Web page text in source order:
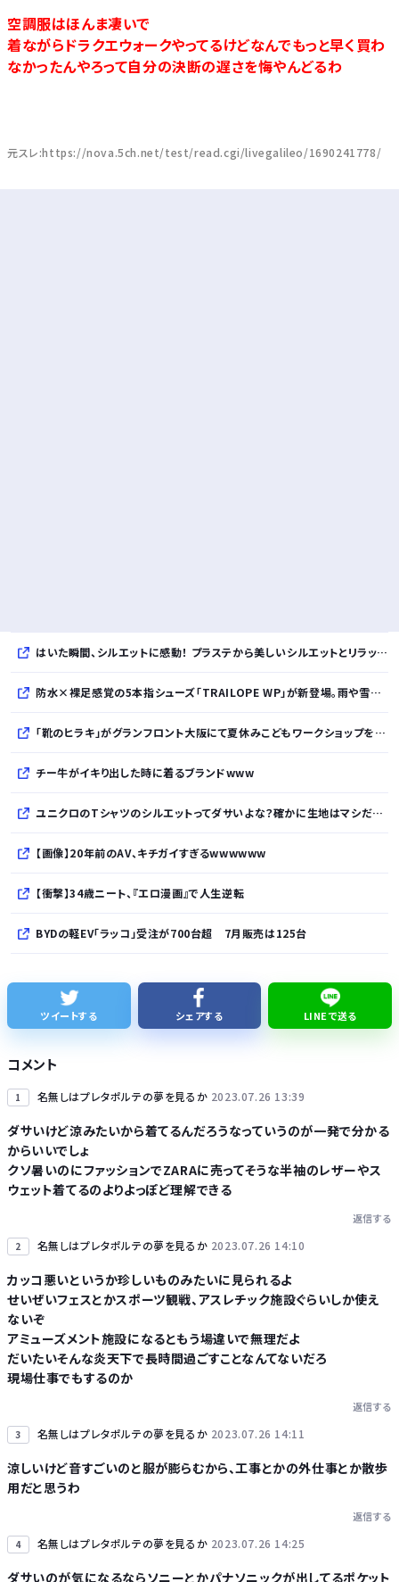
空調服はほんま凄いで
着ながらドラクエウォークやってるけどなんでもっと早く買わ
なかったんやろって自分の決断の遅さを悔やんどるわ
元スレ:https://nova.5ch.net/test/read.cgi/livegalileo/1690241778/
はいた瞬間、シルエットに感動！ プラステから美しいシルエットとリラックス感を両立したタックワイドパンツが登場
防水×裸足感覚の5本指シューズ「TRAILOPE WP」が新登場。雨や雪にも対応し日常からアウトドアまで快適に。
「靴のヒラキ」がグランフロント大阪にて夏休みこどもワークショップを開催！親子で楽しむ靴デコレーション体験や足の計測会
チー牛がイキり出した時に着るブランドwww
ユニクロのTシャツのシルエットってダサいよな？確かに生地はマシだけどさ
【画像】20年前のAV、キチガイすぎるwwwwww
【衝撃】34歳ニート、『エロ漫画』で人生逆転
BYDの軽EV「ラッコ」受注が700台超 7月販売は125台
【細胞】「小胞体」名前を変えるべき？ イメージと異なる姿、「理解に支障」
縄文時代とかいうロマンの塊
ツイートする シェアする LINEで送る
コメント
1 名無しはプレタポルテの夢を見るか 2023.07.26 13:39
ダサいけど涼みたいから着てるんだろうなっていうのが一発で分かる
からいいでしょ
クソ暑いのにファッションでZARAに売ってそうな半袖のレザーやス
ウェット着てるのよりよっぽど理解できる
返信する
2 名無しはプレタポルテの夢を見るか 2023.07.26 14:10
カッコ悪いというか珍しいものみたいに見られるよ
せいぜいフェスとかスポーツ観戦、アスレチック施設ぐらいしか使え
ないぞ
アミューズメント施設になるともう場違いで無理だよ
だいたいそんな炎天下で長時間過ごすことなんてないだろ
現場仕事でもするのか
返信する
3 名無しはプレタポルテの夢を見るか 2023.07.26 14:11
涼しいけど音すごいのと服が膨らむから、工事とかの外仕事とか散歩
用だと思うわ
返信する
4 名無しはプレタポルテの夢を見るか 2023.07.26 14:25
ダサいのが気になるならソニーとかパナソニックが出してるポケット